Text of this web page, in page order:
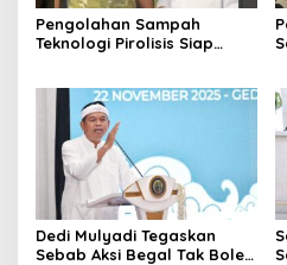
Pengolahan Sampah
Teknologi Pirolisis Siap
Barat
Dedi Mulyadi Tegaskan
Sebab Aksi Begal Tak Boleh